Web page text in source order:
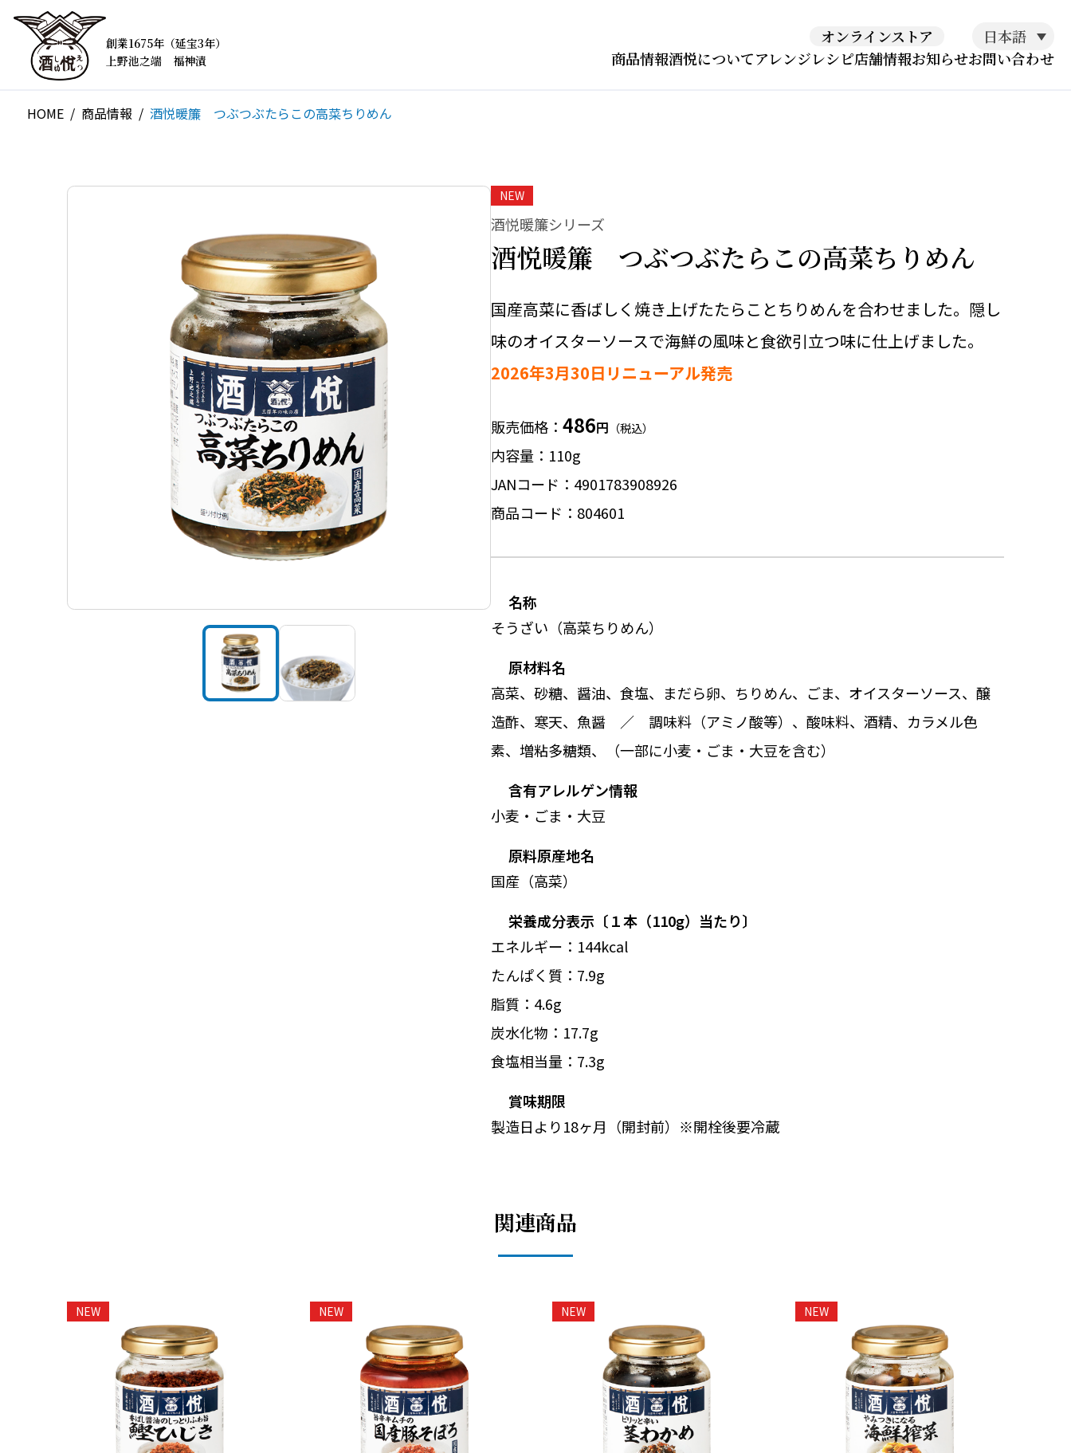
創業1675年（延宝3年）
上野池之端 福神漬
オンラインストア
日本語
商品情報酒悦についてアレンジレシピ店舗情報お知らせお問い合わせ
HOME 商品情報 酒悦暖簾 つぶつぶたらこの高菜ちりめん
NEW
酒悦暖簾シリーズ
酒悦暖簾 つぶつぶたらこの高菜ちりめん
国産高菜に香ばしく焼き上げたたらことちりめんを合わせました。隠し
味のオイスターソースで海鮮の風味と食欲引立つ味に仕上げました。
2026年3月30日リニューアル発売
販売価格 486円 （税込）
内容量
110g
JANコード
4901783908926
商品コード
804601
名称
そうざい（高菜ちりめん）
原材料名
高菜、砂糖、醤油、食塩、まだら卵、ちりめん、ごま、オイスターソース、醸
造酢、寒天、魚醤 ／ 調味料（アミノ酸等）、酸味料、酒精、カラメル色
素、増粘多糖類、（一部に小麦・ごま・大豆を含む）
含有アレルゲン情報
小麦・ごま・大豆
原料原産地名
国産（高菜）
栄養成分表示〔１本（110g）当たり〕
エネルギー：144kcal
たんぱく質：7.9g
脂質：4.6g
炭水化物：17.7g
食塩相当量：7.3g
賞味期限
製造日より18ヶ月（開封前）※開栓後要冷蔵
関連商品
NEW NEW NEW NEW